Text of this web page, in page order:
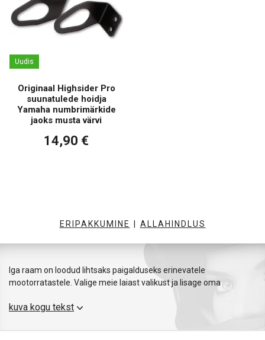
Uudis
Originaal Highsider Pro
suunatulede hoidja
Yamaha numbrimärkide
jaoks musta värvi
14,90 €
ERIPAKKUMINE ALLAHINDLUS
Iga raam on loodud lihtsaks paigalduseks erinevatele
mootorratastele. Valige meie laiast valikust ja lisage oma
mootorrattale detail, mis tõstab selle stiili ja välimust. Hea
numbrimärgi raam tagab mitte ainult seadusjärgse
kuva kogu tekst